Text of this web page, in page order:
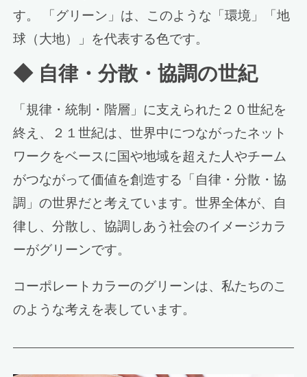
す。 「グリーン」は、このような「環境」「地
球（大地）」を代表する色です。
◆ 自律・分散・協調の世紀
「規律・統制・階層」に支えられた２０世紀を
終え、２１世紀は、世界中につながったネット
ワークをベースに国や地域を超えた人やチーム
がつながって価値を創造する「自律・分散・協
調」の世界だと考えています。世界全体が、自
律し、分散し、協調しあう社会のイメージカラ
ーがグリーンです。
コーポレートカラーのグリーンは、私たちのこ
のような考えを表しています。